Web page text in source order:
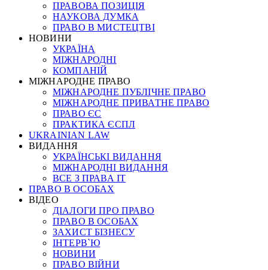
ПРАВОВА ПОЗИЦІЯ
НАУКОВА ДУМКА
ПРАВО В МИСТЕЦТВІ
НОВИНИ
УКРАЇНА
МІЖНАРОДНІ
КОМПАНІЙ
МІЖНАРОДНЕ ПРАВО
МІЖНАРОДНЕ ПУБЛІЧНЕ ПРАВО
МІЖНАРОДНЕ ПРИВАТНЕ ПРАВО
ПРАВО ЄС
ПРАКТИКА ЄСПЛ
UKRAINIAN LAW
ВИДАННЯ
УКРАЇНСЬКІ ВИДАННЯ
МІЖНАРОДНІ ВИДАННЯ
ВСЕ З ПРАВА ІТ
ПРАВО В ОСОБАХ
ВІДЕО
ДІАЛОГИ ПРО ПРАВО
ПРАВО В ОСОБАХ
ЗАХИСТ БІЗНЕСУ
ІНТЕРВ`Ю
НОВИНИ
ПРАВО ВІЙНИ